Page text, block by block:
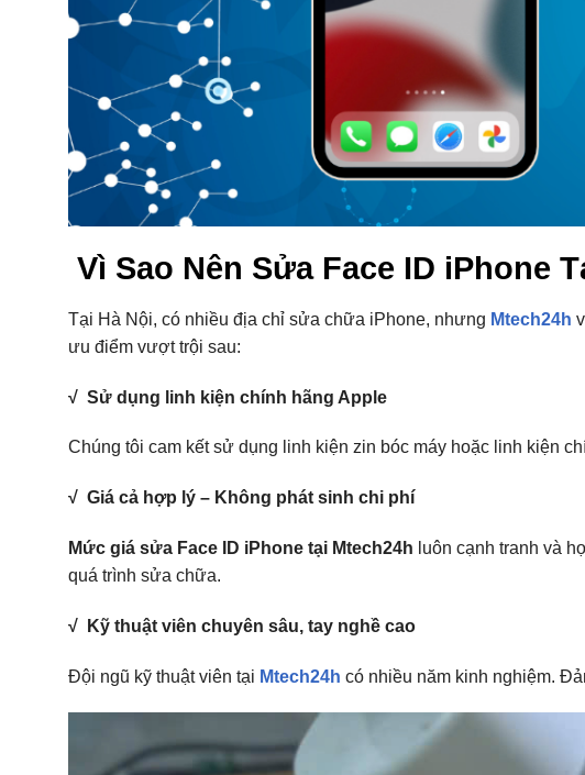
Vì Sao Nên Sửa Face ID iPhone
Tại Hà Nội, có nhiều địa chỉ sửa chữa iPhone, nhưng Mtech24h
ưu điểm vượt trội sau:
√ Sử dụng linh kiện chính hãng Apple
Chúng tôi cam kết sử dụng linh kiện zin bóc máy hoặc linh kiện
√ Giá cả hợp lý – Không phát sinh chi phí
Mức giá sửa Face ID iPhone tại Mtech24h luôn cạnh tranh và
quá trình sửa chữa.
√ Kỹ thuật viên chuyên sâu, tay nghề cao
Đội ngũ kỹ thuật viên tại Mtech24h có nhiều năm kinh nghiệm.